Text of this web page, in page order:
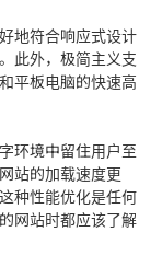
地符合响应式设计
此外，极简主义支
平板电脑的快速高
环境中留住用户至
站的加载速度更
种性能优化是任何
网站时都应该了解